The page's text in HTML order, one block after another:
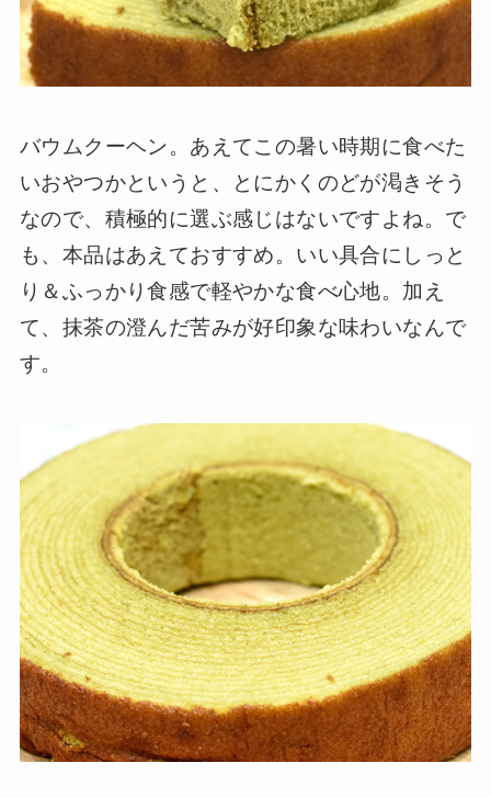
バウムクーヘン。あえてこの暑い時期に食べた
いおやつかというと、とにかくのどが渇きそう
なので、積極的に選ぶ感じはないですよね。で
も、本品はあえておすすめ。いい具合にしっと
り＆ふっかり食感で軽やかな食べ心地。加え
て、抹茶の澄んだ苦みが好印象な味わいなんで
す。